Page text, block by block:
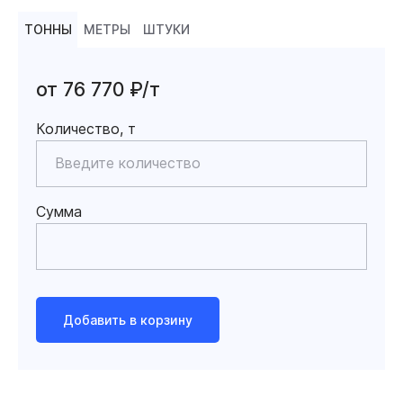
ТОННЫ МЕТРЫ ШТУКИ
от 76 770 ₽/т
Количество, т
Сумма
Добавить в корзину